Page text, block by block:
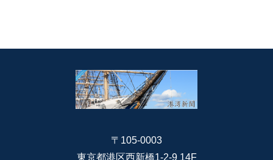
〒105-0003
東京都港区西新橋1-2-9 14F